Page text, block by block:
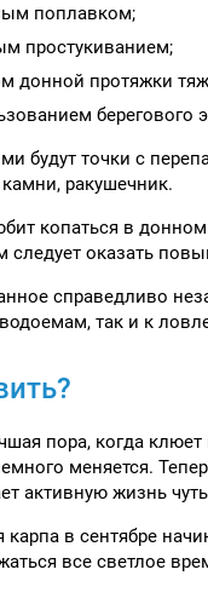
поплавком;
простукиванием;
донной протяжки
берегового
будут точки с
ракушечник.
копаться в
следует оказать
справедливо
так и к
пора, когда клюет
меняется.
активную жизнь
в сентябре
все светлое